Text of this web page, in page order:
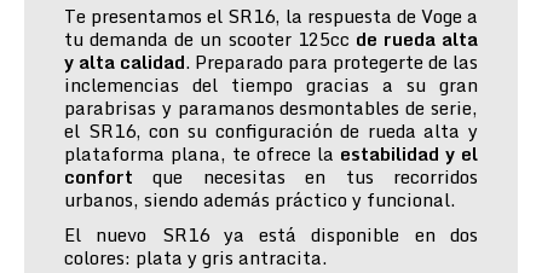
Te presentamos el SR16, la respuesta de Voge a
tu demanda de un scooter 125cc de rueda alta
y alta calidad. Preparado para protegerte de las
inclemencias del tiempo gracias a su gran
parabrisas y paramanos desmontables de serie,
el SR16, con su configuración de rueda alta y
plataforma plana, te ofrece la estabilidad y el
confort que necesitas en tus recorridos
urbanos, siendo además práctico y funcional.
El nuevo SR16 ya está disponible en dos
colores: plata y gris antracita.